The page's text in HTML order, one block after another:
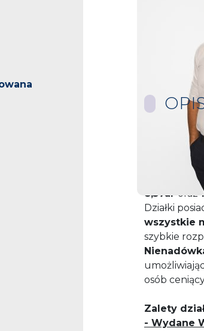
Szukasz
Ciebie
Na
8,57ar oraz
Działki
wszystkie
szybkie
osób
Zalety
- Wydane